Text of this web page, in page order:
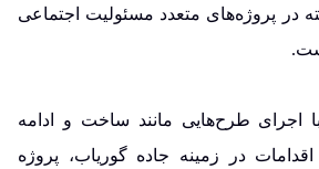
پروژه‌های متعدد مسئولیت اجتماعی
اجرای طرح‌هایی مانند ساخت و ادامه
اقدامات در زمینه جاده گوریاب، پروژه